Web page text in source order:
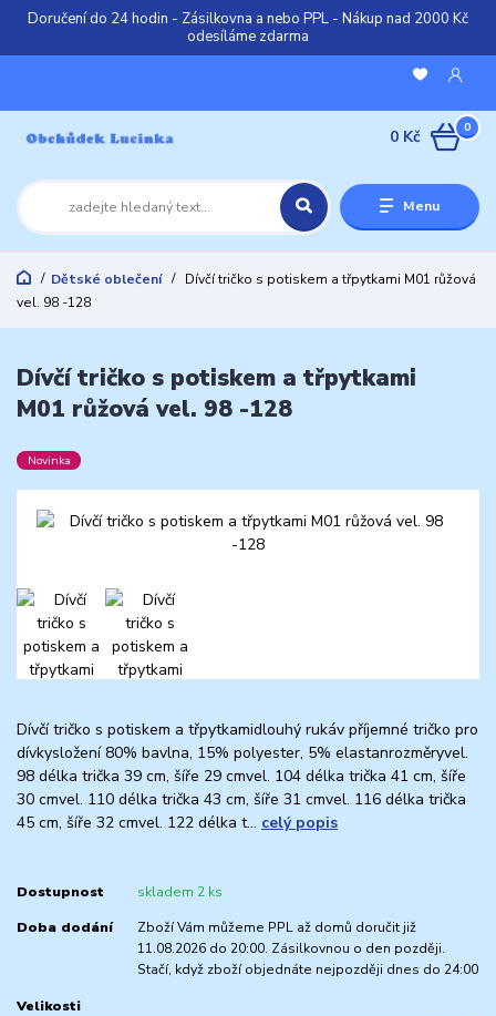
Doručení do 24 hodin - Zásilkovna a nebo PPL - Nákup nad 2000 Kč
odesíláme zdarma
Menu
0
0 Kč
Dětské oblečení
Dívčí tričko s potiskem a třpytkami M01 růžová
vel. 98 -128
Dívčí tričko s potiskem a třpytkami
M01 růžová vel. 98 -128
Novinka
Dívčí tričko s potiskem a třpytkamidlouhý rukáv příjemné tričko pro
dívkysložení 80% bavlna, 15% polyester, 5% elastanrozměryvel.
98 délka trička 39 cm, šíře 29 cmvel. 104 délka trička 41 cm, šíře
30 cmvel. 110 délka trička 43 cm, šíře 31 cmvel. 116 délka trička
45 cm, šíře 32 cmvel. 122 délka t... celý popis
Dostupnost skladem 2 ks
Doba dodání
Zboží Vám můžeme PPL až domů doručit již
11.08.2026 do 20:00. Zásilkovnou o den později.
Stačí, když zboží objednáte nejpozději dnes do 24:00
Velikosti